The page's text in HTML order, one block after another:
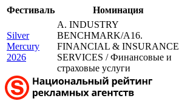
Фестиваль Номинация
Silver
Mercury
2026
A. INDUSTRY
BENCHMARK/A16.
FINANCIAL & INSURANCE
SERVICES / Финансовые и
страховые услуги